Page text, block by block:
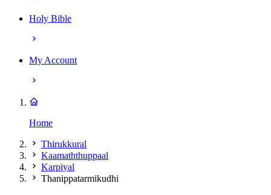
Holy Bible
My Account
Home
Thirukkural
Kaamaththuppaal
Karpiyal
Thanippatarmikudhi